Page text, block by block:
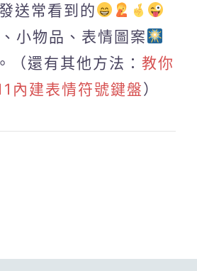
送常看到的
小物品、表情圖案
（還有其他方法： 教你
內建表情符號鍵盤）